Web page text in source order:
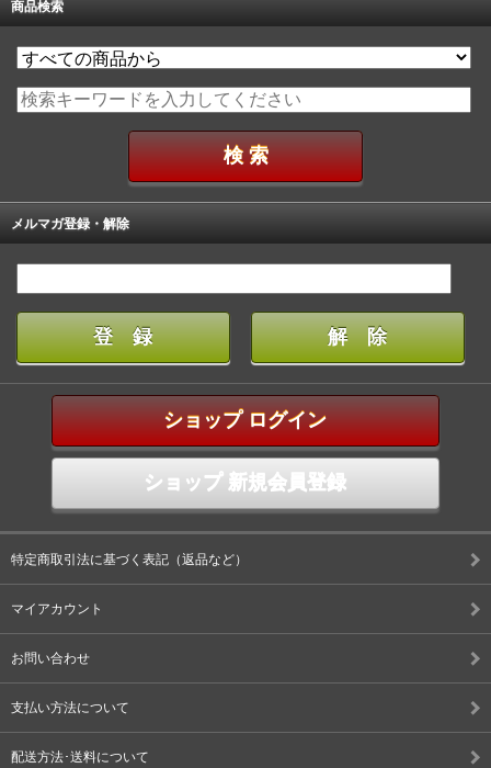
商品検索
メルマガ登録・解除
ショップ ログイン
ショップ 新規会員登録
特定商取引法に基づく表記（返品など）
マイアカウント
お問い合わせ
支払い方法について
配送方法･送料について